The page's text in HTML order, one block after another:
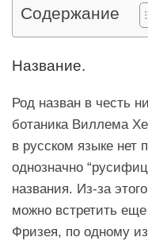
Содержание
Название.
Род назван в честь
ботаника Виллема
в русском языке нет
однозначно
названия. Из-за
можно встретить
Фризея, по одному